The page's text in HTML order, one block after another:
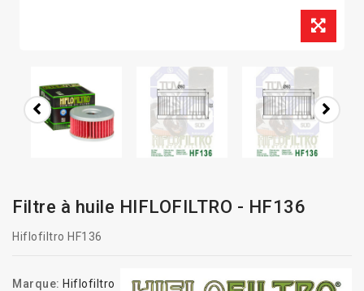
Filtre à huile HIFLOFILTRO - HF136
Hiflofiltro HF136
Marque: Hiflofiltro